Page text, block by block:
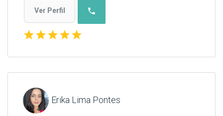
Ver Perfil phone
starstarstarstarstar
Erika Lima Pontes